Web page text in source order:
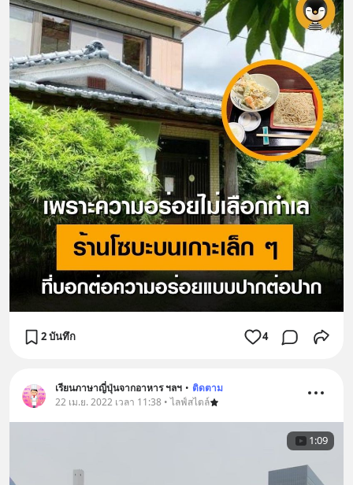
2 บันทึก 4
เรียนภาษาญี่ปุ่นจากอาหาร ฯลฯ • ติดตาม
22 เม.ย. 2022 เวลา 11:38 • ไลฟ์สไตล์
1:09